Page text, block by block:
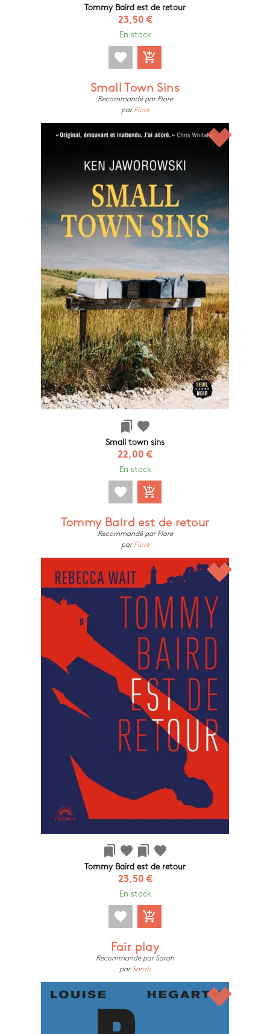
Tommy Baird est de retour
23,50 €
En stock
favorite add_shopping_cart
Small Town Sins
Recommandé par Flore
par Flore
bookmarks favorite
Small town sins
22,00 €
En stock
favorite add_shopping_cart
Tommy Baird est de retour
Recommandé par Flore
par Flore
bookmarks favorite bookmarks favorite
Tommy Baird est de retour
23,50 €
En stock
favorite add_shopping_cart
Fair play
Recommandé par Sarah
par Sarah